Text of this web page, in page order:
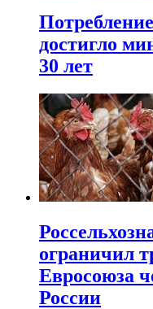
достигло
30 лет
ограничил
Евросоюза
России